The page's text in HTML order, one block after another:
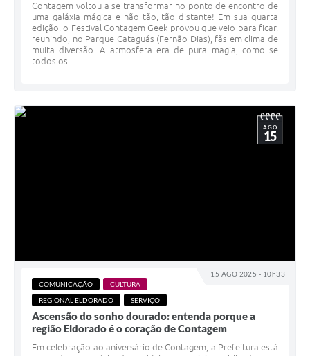
Contagem voltou a se transformar no ponto de encontro de
uma galáxia mágica e não tão, tão distante! Em sua quarta
edição, o Festival Contagem Geek provou que veio para ficar,
reunindo, no Parque Cataguás (Fernão Dias), fãs em clima de
muita diversão. A atmosfera era de pura magia, como se
todos os...
15 AGO 2025 - 10h33
AGO
15
COMUNICAÇÃO
CULTURA
REGIONAL ELDORADO
SERVIÇO
Ascensão do sonho dourado: entenda porque a
região Eldorado é o coração de Contagem
Em celebração ao aniversário de Contagem, a Prefeitura está